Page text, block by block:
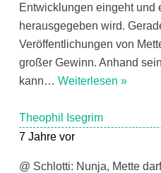
Entwicklungen eingeht und
herausgegeben wird.
Veröffentlichungen von
großer Gewinn. Anhand
kann… Weiterlesen »
Theophil Isegrim
7 Jahre vor
@ Schlotti: Nunja, Mette